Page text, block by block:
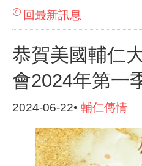
回最新訊息
恭賀美國輔仁
會2024年第一
2024-06-22• 輔仁傳情